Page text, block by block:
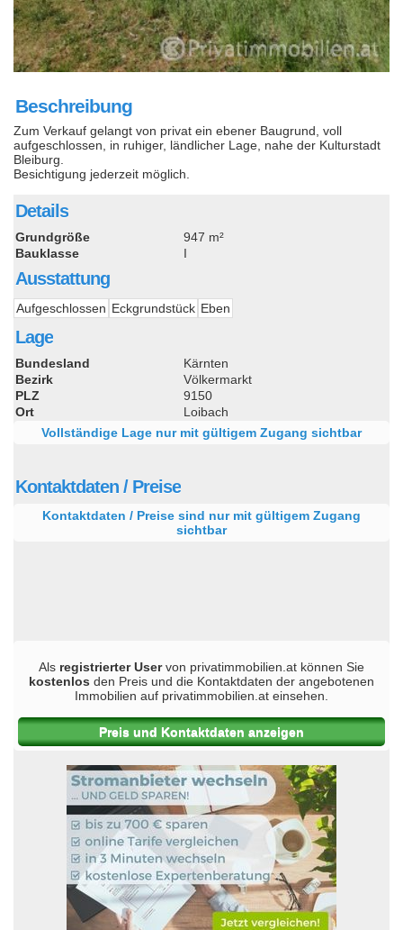
Beschreibung
Zum Verkauf gelangt von privat ein ebener Baugrund, voll
aufgeschlossen, in ruhiger, ländlicher Lage, nahe der Kulturstadt
Bleiburg.
Besichtigung jederzeit möglich.
Details
Grundgröße
947 m²
Bauklasse
I
Ausstattung
Aufgeschlossen Eckgrundstück Eben
Lage
Bundesland
Kärnten
Bezirk
Völkermarkt
PLZ
9150
Ort
Loibach
Vollständige Lage nur mit gültigem Zugang sichtbar
Kontaktdaten / Preise
Kontaktdaten / Preise sind nur mit gültigem Zugang
sichtbar
Als registrierter Uservon privatimmobilien.at können Sie
kostenlos den Preis und die Kontaktdaten der angebotenen
Immobilien auf privatimmobilien.at einsehen.
Preis und Kontaktdaten anzeigen